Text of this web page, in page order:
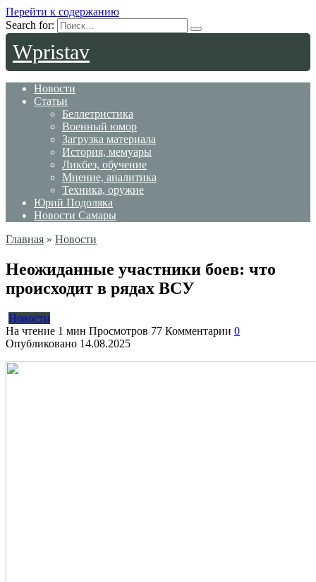
Перейти к содержанию
Search for:
Wpristav
Новости
Статьи
Беллетристика
Военный юмор
Загрузка материала
История, мемуары
Ликбез, обучение
Мнение, аналитика
Техника, оружие
Юрий Подоляка
Новости Самары
Главная » Новости
Неожиданные участники боев: что
происходит в рядах ВСУ
Новости
На чтение 1 мин Просмотров 77 Комментарии 0
Опубликовано 14.08.2025